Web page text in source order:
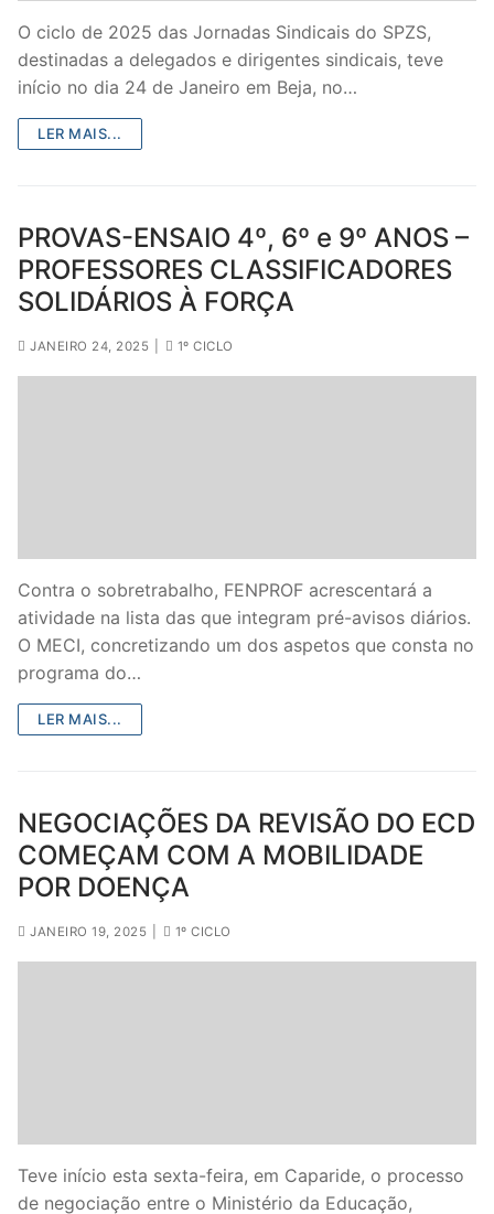
O ciclo de 2025 das Jornadas Sindicais do SPZS,
destinadas a delegados e dirigentes sindicais, teve
início no dia 24 de Janeiro em Beja, no…
LER MAIS...
PROVAS-ENSAIO 4º, 6º e 9º ANOS –
PROFESSORES CLASSIFICADORES
SOLIDÁRIOS À FORÇA
JANEIRO 24, 2025 1º CICLO
Contra o sobretrabalho, FENPROF acrescentará a
atividade na lista das que integram pré-avisos diários.
O MECI, concretizando um dos aspetos que consta no
programa do…
LER MAIS...
NEGOCIAÇÕES DA REVISÃO DO ECD
COMEÇAM COM A MOBILIDADE
POR DOENÇA
JANEIRO 19, 2025 1º CICLO
Teve início esta sexta-feira, em Caparide, o processo
de negociação entre o Ministério da Educação,